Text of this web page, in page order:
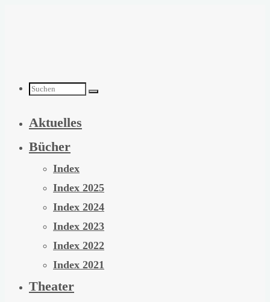
Suchen
nach:
Aktuelles
Bücher
Index
Index 2025
Index 2024
Index 2023
Index 2022
Index 2021
Theater